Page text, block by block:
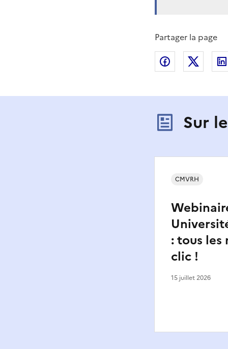
Partager la page
Partager sur
Sur
: tous les
clic !
CMVRH
15 juillet 2026